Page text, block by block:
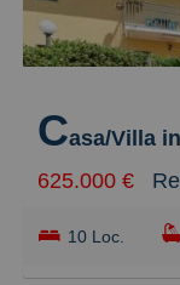
Casa/Villa in
625.000 €
10 Loc.